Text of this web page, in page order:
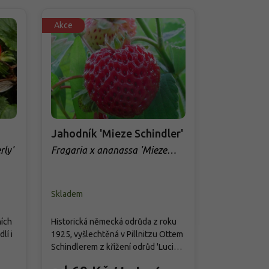
i
Akce
Jahodník 'Mieze Schindler'
Fragaria x ananassa 'Mieze
Skladem
Historická německá odrůda z roku
1925, vyšlechtěná v Pillnitzu Ottem
Schindlerem z křížení odrůd 'Lucida